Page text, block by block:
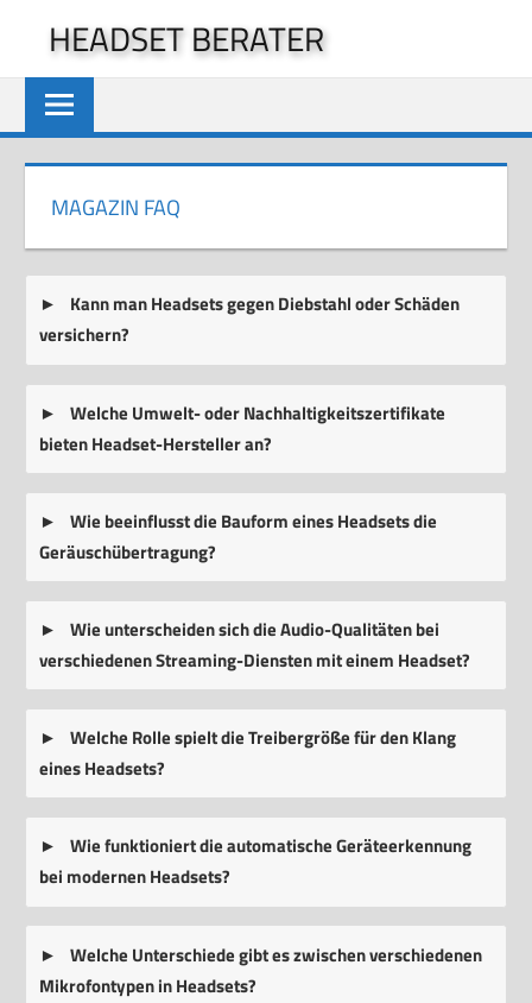
springen
HEADSET BERATER
MAGAZIN FAQ
Kann man Headsets gegen Diebstahl oder Schäden
versichern?
Welche Umwelt- oder Nachhaltigkeitszertifikate
bieten Headset-Hersteller an?
Wie beeinflusst die Bauform eines Headsets die
Geräuschübertragung?
Wie unterscheiden sich die Audio-Qualitäten bei
verschiedenen Streaming-Diensten mit einem Headset?
Welche Rolle spielt die Treibergröße für den Klang
eines Headsets?
Wie funktioniert die automatische Geräteerkennung
bei modernen Headsets?
Welche Unterschiede gibt es zwischen verschiedenen
Mikrofontypen in Headsets?